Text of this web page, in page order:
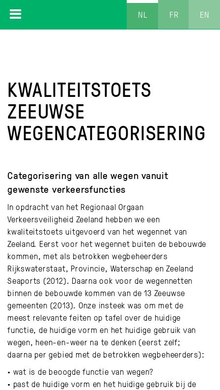
NL FR EN
KWALITEITSTOETS
ZEEUWSE
WEGENCATEGORISERING
Categorisering van alle wegen vanuit
gewenste verkeersfuncties
In opdracht van het Regionaal Orgaan
Verkeersveiligheid Zeeland hebben we een
kwaliteitstoets uitgevoerd van het wegennet van
Zeeland. Eerst voor het wegennet buiten de bebouwde
kommen, met als betrokken wegbeheerders
Rijkswaterstaat, Provincie, Waterschap en Zeeland
Seaports (2012). Daarna ook voor de wegennetten
binnen de bebouwde kommen van de 13 Zeeuwse
gemeenten (2013). Onze insteek was om met de
meest relevante feiten op tafel over de huidige
functie, de huidige vorm en het huidige gebruik van
wegen, heen-en-weer na te denken (eerst zelf;
daarna per gebied met de betrokken wegbeheerders):
• wat is de beoogde functie van wegen?
• past de huidige vorm en het huidige gebruik bij de